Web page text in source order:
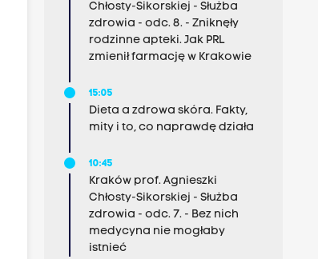
Chłosty-Sikorskiej - Służba
zdrowia - odc. 8. - Zniknęły
rodzinne apteki. Jak PRL
zmienił farmację w Krakowie
15:05
Dieta a zdrowa skóra. Fakty,
mity i to, co naprawdę działa
10:45
Kraków prof. Agnieszki
Chłosty-Sikorskiej - Służba
zdrowia - odc. 7. - Bez nich
medycyna nie mogłaby
istnieć